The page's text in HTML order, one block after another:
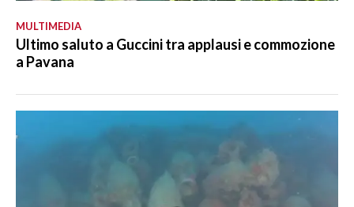
MULTIMEDIA
Ultimo saluto a Guccini tra applausi e commozione
a Pavana